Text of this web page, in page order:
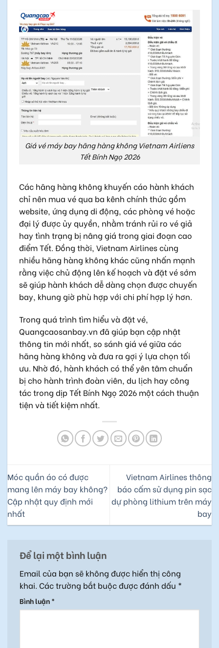
Giá vé máy bay hãng hàng không Vietnam Airliens
Tết Bính Ngọ 2026
Các hãng hàng không khuyến cáo hành khách
chỉ nên mua vé qua ba kênh chính thức gồm
website, ứng dụng di động, các phòng vé hoặc
đại lý được ủy quyền, nhằm tránh rủi ro vé giả
hay tình trạng bị nâng giá trong giai đoạn cao
điểm Tết. Đồng thời, Vietnam Airlines cùng
nhiều hãng hàng không khác cũng nhấn mạnh
rằng việc chủ động lên kế hoạch và đặt vé sớm
sẽ giúp hành khách dễ dàng chọn được chuyến
bay, khung giờ phù hợp với chi phí hợp lý hơn.
Trong quá trình tìm hiểu và đặt vé,
Quangcaosanbay.vn đã giúp bạn cập nhật
thông tin mới nhất, so sánh giá vé giữa các
hãng hàng không và đưa ra gợi ý lựa chọn tối
ưu. Nhờ đó, hành khách có thể yên tâm chuẩn
bị cho hành trình đoàn viên, du lịch hay công
tác trong dịp Tết Bính Ngọ 2026 một cách thuận
tiện và tiết kiệm nhất.
Móc quần áo có được
mang lên máy bay không?
Cập nhật quy định mới
nhất
Vietnam Airlines thông
báo cấm sử dụng pin sạc
dự phòng lithium trên máy
bay
Để lại một bình luận
Email của bạn sẽ không được hiển thị công
khai. Các trường bắt buộc được đánh dấu *
Bình luận*